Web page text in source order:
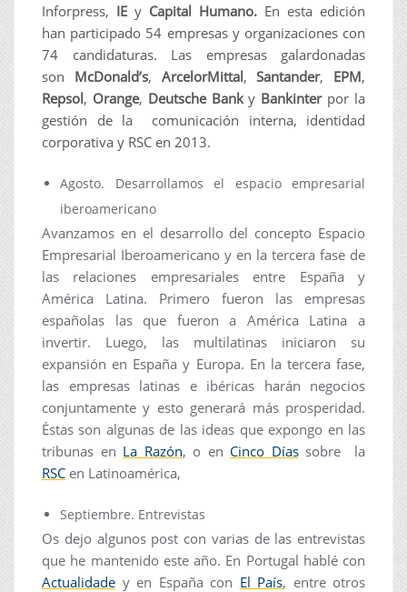
Inforpress, IE y Capital Humano. En esta edición
han participado 54 empresas y organizaciones con
74 candidaturas. Las empresas galardonadas
son McDonald’s, ArcelorMittal,Santander, EPM,
Repsol, Orange, Deutsche Banky Bankinterpor la
gestión de la comunicación interna, identidad
corporativa y RSC en 2013.
Agosto. Desarrollamos el espacio empresarial
iberoamericano
Avanzamos en el desarrollo del concepto Espacio
Empresarial Iberoamericano y en la tercera fase de
las relaciones empresariales entre España y
América Latina. Primero fueron las empresas
españolas las que fueron a América Latina a
invertir. Luego, las multilatinas iniciaron su
expansión en España y Europa. En la tercera fase,
las empresas latinas e ibéricas harán negocios
conjuntamente y esto generará más prosperidad.
Éstas son algunas de las ideas que expongo en las
tribunas en La Razón, o en Cinco Díassobre la
RSC en Latinoamérica,
Septiembre. Entrevistas
Os dejo algunos post con varias de las entrevistas
que he mantenido este año. En Portugal hablé con
Actualidade y en España con El País, entre otros